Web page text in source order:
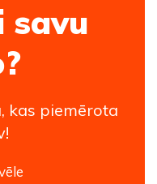
savu
kas piemērota